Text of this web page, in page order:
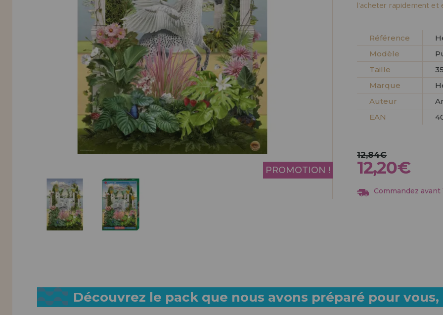
INFORMATION
info@maisondespuzzles.fr
Allez-y! Nous vous attendions.
NOUVEAU CLIENT
Allez-y! Nous vous
l'acheter rapidement et
Référence
Modèle
Taille
Marque
Auteur
EAN
PROMOTION !
12,84€
12,20€
Commandez
Découvrez le pack que nous avons préparé pour